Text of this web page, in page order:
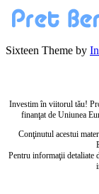
Sixteen Theme by
Investim în viitorul tău!
finanţat de Uniunea
Conţinutul acestui
Pentru informaţii detaliate